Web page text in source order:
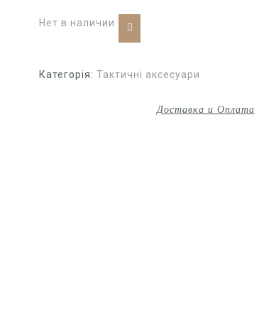
Нет в наличии
Категорія:Тактичні аксесуари
Доставка и Оплата